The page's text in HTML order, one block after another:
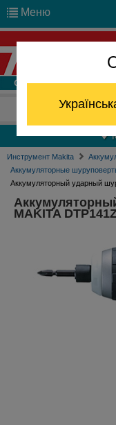
Меню
Отдел
Инструмент Makita
Аккумуляторные
Аккумуляторный ударный
MAKITA